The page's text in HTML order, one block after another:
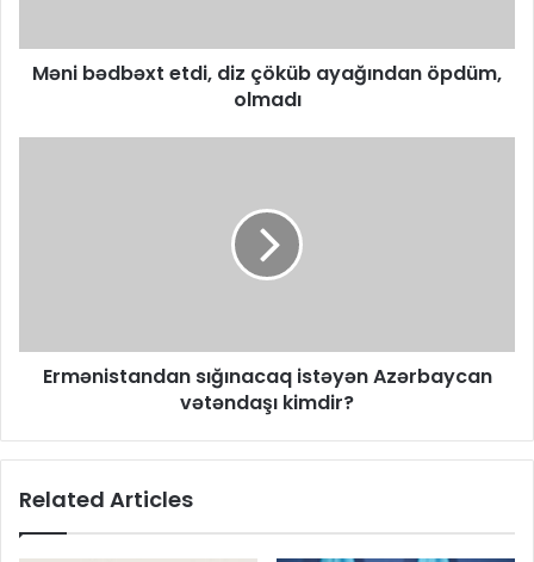
Məni bədbəxt etdi, diz çöküb ayağından öpdüm,
olmadı
Ermənistandan sığınacaq istəyən Azərbaycan
vətəndaşı kimdir?
Related Articles